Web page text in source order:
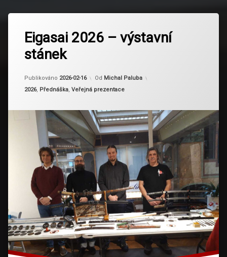
Eigasai 2026 – výstavní
stánek
Publikováno 2026-02-16 Od Michal Paluba
Kategorie:
2026, Přednáška Veřejná prezentace
Eigasai